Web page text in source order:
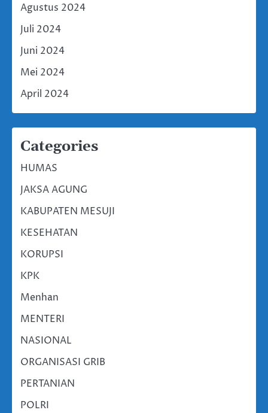
Agustus 2024
Juli 2024
Juni 2024
Mei 2024
April 2024
Categories
HUMAS
JAKSA AGUNG
KABUPATEN MESUJI
KESEHATAN
KORUPSI
KPK
Menhan
MENTERI
NASIONAL
ORGANISASI GRIB
PERTANIAN
POLRI